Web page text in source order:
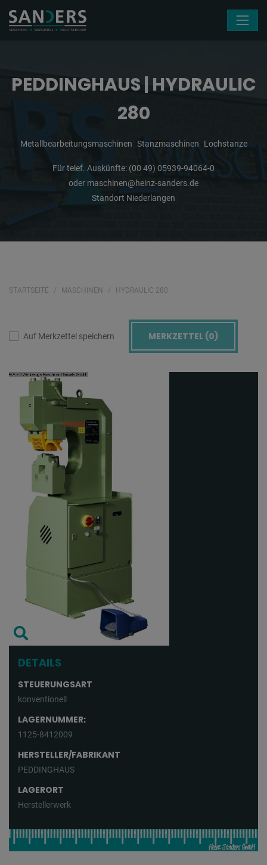
PEDDINGHAUS | HYDRAULIC
280
Metallbearbeitungsmaschinen Stanzmaschinen Lochstanze
Für telef. Auskünfte: (00 49) 05939-94064-0
oder maschinen@heinz-sanders.de
Standort Niederlangen
STARTSEITE MASCHINEN HYDRAULIC 280
Auf Merkzettel speichern MERKZETTEL (0)
DETAILS
STEUERUNGSART
konventionell
LAGERNUMMER:
1125-8412009
HERSTELLER/FABRIKANT
PEDDINGHAUS
LAGERORT
Herstellerwerk